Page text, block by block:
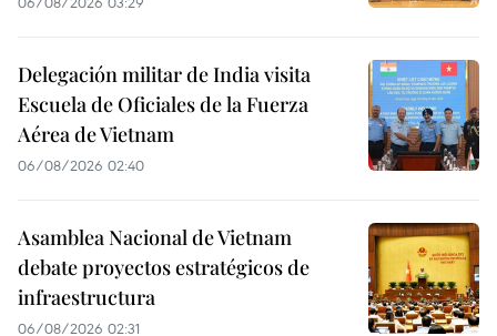
Delegación militar de India visita
Escuela de Oficiales de la Fuerza
Aérea de Vietnam
06/08/2026 02:40
Asamblea Nacional de Vietnam
debate proyectos estratégicos de
infraestructura
06/08/2026 02:31